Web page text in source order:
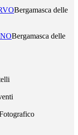
Bergamasca delle
Bergamasca delle